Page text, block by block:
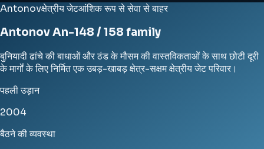
Antonovक्षेत्रीय जेटआंशिक रूप से सेवा से बाहर
Antonov An-148 / 158 family
बुनियादी ढांचे की बाधाओं और ठंड के मौसम की वास्तविकताओं के साथ छोटी दूरी
के मार्गों के लिए निर्मित एक उबड़-खाबड़ क्षेत्र-सक्षम क्षेत्रीय जेट परिवार।
पहली उड़ान
2004
बैठने की व्यवस्था